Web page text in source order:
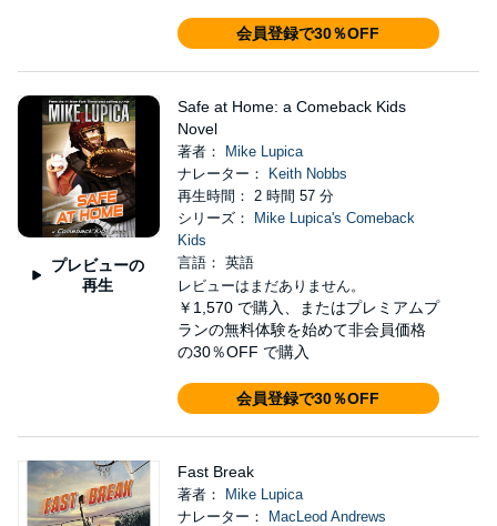
会員登録で30％OFF
プレビューの
再生
Safe at Home: a Comeback Kids
Novel
著者：
Mike Lupica
ナレーター：
Keith Nobbs
再生時間： 2 時間 57 分
シリーズ：
Mike Lupica's Comeback
Kids
言語： 英語
レビューはまだありません。
￥1,570 で購入、またはプレミアムプ
ランの無料体験を始めて非会員価格
の30％OFF で購入
会員登録で30％OFF
Fast Break
著者：
Mike Lupica
ナレーター：
MacLeod Andrews